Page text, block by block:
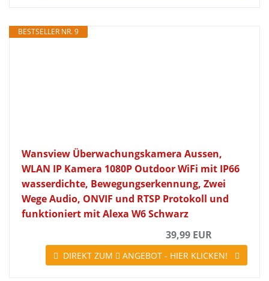
BESTSELLER NR. 9
Wansview Überwachungskamera Aussen,
WLAN IP Kamera 1080P Outdoor WiFi mit IP66
wasserdichte, Bewegungserkennung, Zwei
Wege Audio, ONVIF und RTSP Protokoll und
funktioniert mit Alexa W6 Schwarz
39,99 EUR
DIREKT ZUM ANGEBOT - HIER KLICKEN!